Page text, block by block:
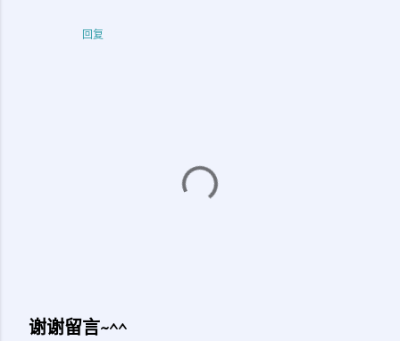
回复
谢谢留言~^^